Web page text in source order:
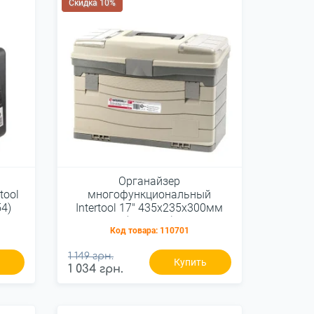
Скидка 10%
Органайзер
многофункциональный
Intertool 17" 435х235х300мм
(BX-4017)
Код товара: 110701
1 149 грн.
1 034 грн.
Купить